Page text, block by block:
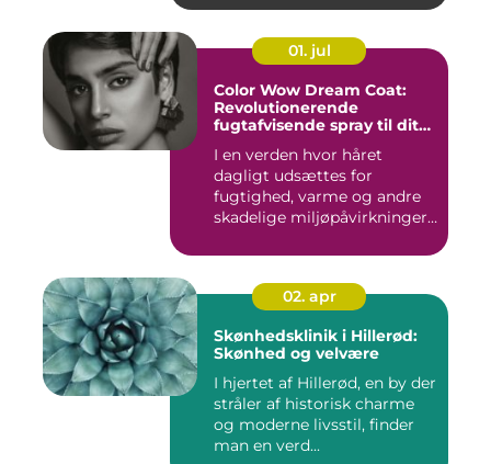
01. jul
Color Wow Dream Coat:
Revolutionerende
fugtafvisende spray til dit
I en verden hvor håret
dagligt udsættes for
fugtighed, varme og andre
skadelige miljøpåvirkninger,
02. apr
Skønhedsklinik i Hillerød:
Skønhed og velvære
I hjertet af Hillerød, en by der
stråler af historisk charme
og moderne livsstil, finder
man en verd...